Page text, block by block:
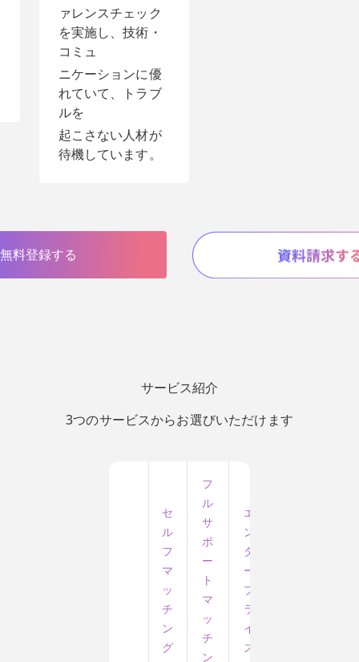
ァレンスチェック
を実施し、技術・
コミュ
ニケーションに優
れていて、トラブ
ルを
起こさない人材が
待機しています。
無料登録する
サービス紹介
3つのサービスからお選びいただけます
セ
ル
フ
マ
ッ
チ
ン
グ
フ
ル
サ
ポ
ー
ト
マ
ッ
チ
ン
エ
ン
タ
ー
プ
ラ
イ
ズ